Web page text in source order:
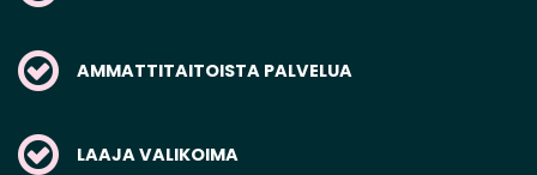
AMMATTITAITOISTA PALVELUA
LAAJA VALIKOIMA